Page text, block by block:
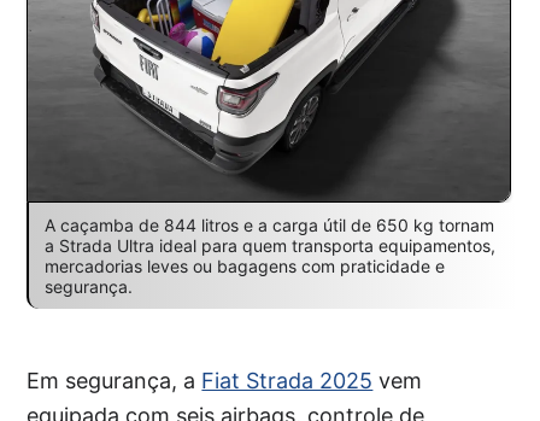
A caçamba de 844 litros e a carga útil de 650 kg tornam
a Strada Ultra ideal para quem transporta equipamentos,
mercadorias leves ou bagagens com praticidade e
segurança.
Em segurança, a Fiat Strada 2025 vem
equipada com seis airbags, controle de